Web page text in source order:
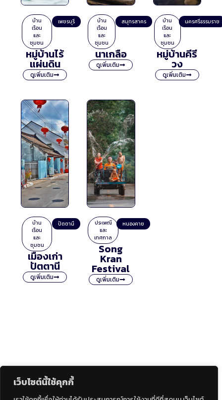
เว็บไซต์นี้ใช้คุกกี้
บ้าน
เรือน
และ
ชุมชน
เพชรบุรี
หมู่บ้านไร้
แผ่นดิน
ดูเพิ่มเติม
บ้าน
เรือน
และ
ชุมชน
สมุทรสาคร
นาเกลือ
ดูเพิ่มเติม
บ้าน
เรือน
และ
ชุมชน
นครศรีธรรมราช
หมู่บ้านคีรี
วง
ดูเพิ่มเติม
บ้าน
เรือน
และ
ชุมชน
ปัตตานี
เมืองเก่า
ปัตตานี
ดูเพิ่มเติม
ประเพณี
และ
เทศกาล
หนองคาย
Song
Kran
Festival
ดูเพิ่มเติม